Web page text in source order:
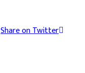
Share on Twitter